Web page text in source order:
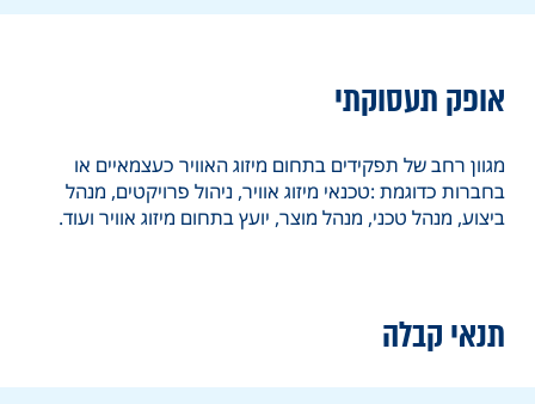
אופק תעסוקתי
מגוון רחב של תפקידים בתחום מיזוג האוויר כעצמאיים או
בחברות כדוגמת :טכנאי מיזוג אוויר, ניהול פרויקטים, מנהל
ביצוע, מנהל טכני, מנהל מוצר, יועץ בתחום מיזוג אוויר ועוד.
תנאי קבלה